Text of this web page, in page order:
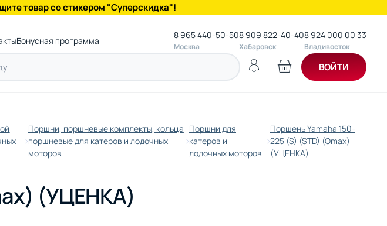
товар со стикером "Суперскидка"!
Бонусная программа 8 965 440-50-50
Москва
8 909 822-40-40
Хабаровск
8 924 000 00 33
Владивосток
ВОЙТИ
Поршни, поршневые комплекты, кольца
поршневые для катеров и лодочных
моторов
Поршни для
катеров и
лодочных моторов
Поршень Yamaha 150-
225 (S) (STD) (Omax)
(УЦЕНКА)
(УЦЕНКА)